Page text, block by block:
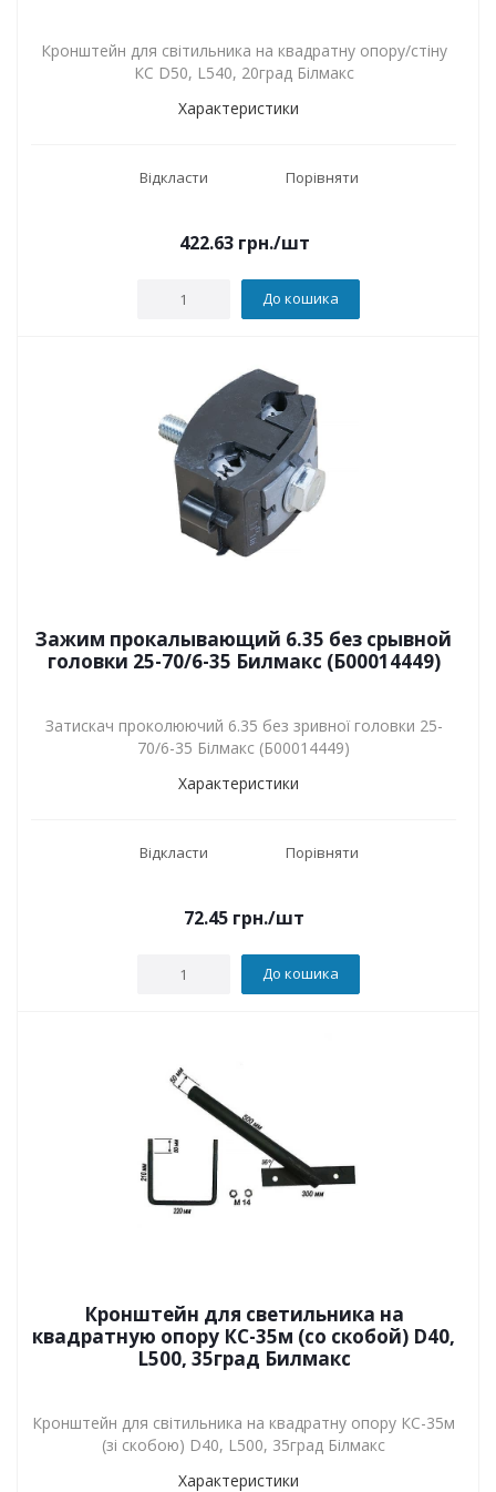
Кронштейн для світильника на квадратну опору/стіну
КС D50, L540, 20град Білмакс
Характеристики
Відкласти Порівняти
422.63грн./шт
До кошика
Зажим прокалывающий 6.35 без срывной
головки 25-70/6-35 Билмакс (Б00014449)
Затискач проколюючий 6.35 без зривної головки 25-
70/6-35 Білмакс (Б00014449)
Характеристики
Відкласти Порівняти
72.45 грн./шт
До кошика
Кронштейн для светильника на
квадратную опору КС-35м (со скобой) D40,
L500, 35град Билмакс
Кронштейн для світильника на квадратну опору КС-35м
(зі скобою) D40, L500, 35град Білмакс
Характеристики